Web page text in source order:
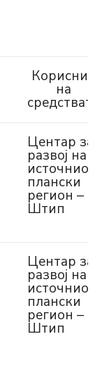
Корисник
на
средствата
Центар за
развој на
источниот
плански
регион –
Штип
Центар за
развој на
источниот
плански
регион –
Штип